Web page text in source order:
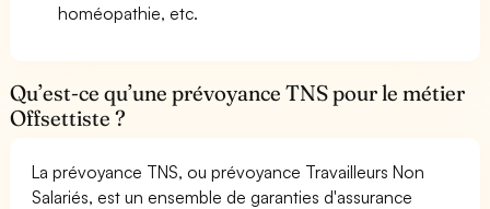
homéopathie, etc.
Qu’est-ce qu’une prévoyance TNS pour le métier
Offsettiste ?
La prévoyance TNS, ou prévoyance Travailleurs Non
Salariés, est un ensemble de garanties d'assurance